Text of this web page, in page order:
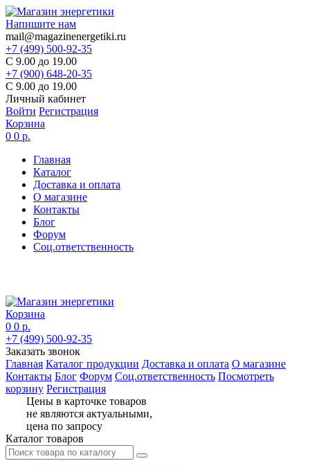
Напишите нам
mail@magazinenergetiki.ru
+7 (499) 500-92-35
С 9.00 до 19.00
+7 (900) 648-20-35
С 9.00 до 19.00
Личный кабинет
Войти Регистрация
Корзина
0 0 р.
Главная
Каталог
Доставка и оплата
О магазине
Контакты
Блог
Форум
Соц.ответственность
Корзина
0 0 р.
+7 (499) 500-92-35
Заказать звонок
Главная Каталог продукции Доставка и оплата О магазине
Контакты Блог Форум Соц.ответственность Посмотреть
корзину Регистрация
Цены в карточке товаров
не являются актуальными,
цена по запросу
Каталог товаров